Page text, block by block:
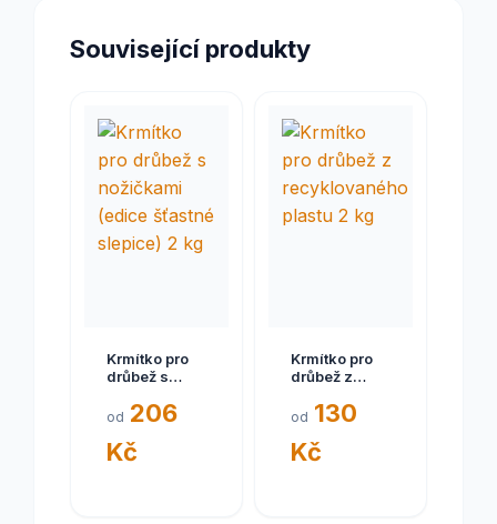
Související produkty
Krmítko pro
drůbež s
(edice
slepice) 2 kg
od 206
Kč
Krmítko pro
drůbež z
plastu 2 kg
od 130
Kč